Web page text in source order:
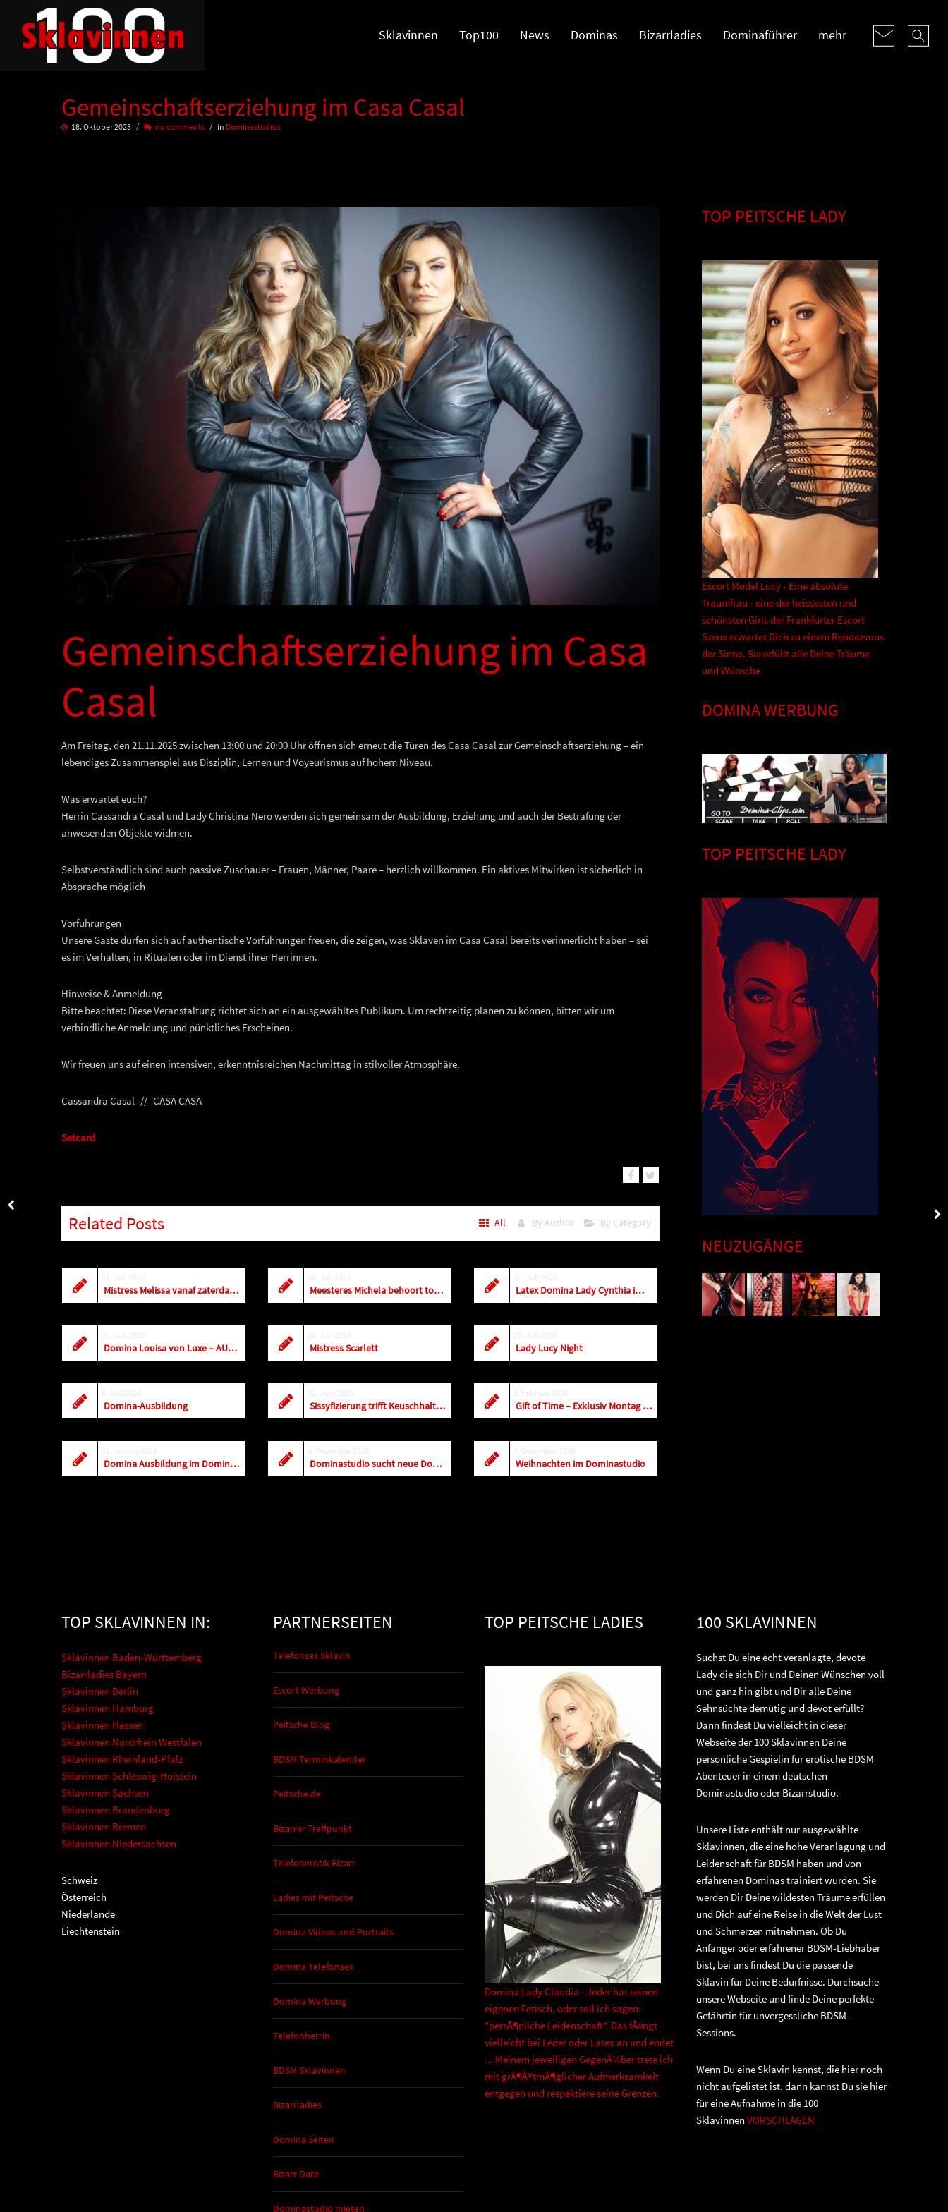
Sklavinnen Top100 News Dominas Bizarrladies Dominaführer mehr
Gemeinschaftserziehung im Casa Casal
18. Oktober 2023 no comments in Dominastudios
Gemeinschaftserziehung im Casa
Casal
Am Freitag, den 21.11.2025 zwischen 13:00 und 20:00 Uhr öffnen sich erneut die Türen des Casa Casal zur Gemeinschaftserziehung – ein
lebendiges Zusammenspiel aus Disziplin, Lernen und Voyeurismus auf hohem Niveau.
Was erwartet euch?
Herrin Cassandra Casal und Lady Christina Nero werden sich gemeinsam der Ausbildung, Erziehung und auch der Bestrafung der
anwesenden Objekte widmen.
Selbstverständlich sind auch passive Zuschauer – Frauen, Männer, Paare – herzlich willkommen. Ein aktives Mitwirken ist sicherlich in
Absprache möglich
Vorführungen
Unsere Gäste dürfen sich auf authentische Vorführungen freuen, die zeigen, was Sklaven im Casa Casal bereits verinnerlicht haben – sei
es im Verhalten, in Ritualen oder im Dienst ihrer Herrinnen.
Hinweise & Anmeldung
Bitte beachtet: Diese Veranstaltung richtet sich an ein ausgewähltes Publikum. Um rechtzeitig planen zu können, bitten wir um
verbindliche Anmeldung und pünktliches Erscheinen.
Wir freuen uns auf einen intensiven, erkenntnisreichen Nachmittag in stilvoller Atmosphäre.
Cassandra Casal -//- CASA CASA
Setcard
Related Posts All By Author By Category
Mistress Melissa vanaf zaterdag weer dagelijks terug in Antwerpen Meesteres Michela behoort tot de top! Vandaag t/m zaterdag is ze in Amersfoort Latex Domina Lady Cynthia im Studio Royal
Domina Louisa von Luxe – AUGUST 2026 Mistress Scarlett Lady Lucy Night
Domina-Ausbildung Sissyfizierung trifft Keuschhaltung – Black Fun Leipzig Gift of Time – Exklusiv Montag bis Freitag
Domina Ausbildung im Dominastudio – Jobangebote Dominastudio sucht neue Dominas, Sklavinnen und Bizarrladies Weihnachten im Dominastudio
TOP PEITSCHE LADY
Escort Model Lucy - Eine absolute
Traumfrau - eine der heissesten und
schönsten Girls der Frankfurter Escort
Szene erwartet Dich zu einem Rendezvous
der Sinne. Sie erfüllt alle Deine Träume
und Wünsche
DOMINA WERBUNG
TOP PEITSCHE LADY
NEUZUGÄNGE
TOP SKLAVINNEN IN:
Sklavinnen Baden-Württemberg
Bizarrladies Bayern
Sklavinnen Berlin
Sklavinnen Hamburg
Sklavinnen Hessen
Sklavinnen Nordrhein Westfalen
Sklavinnen Rheinland-Pfalz
Sklavinnen Schleswig-Holstein
Sklavinnen Sachsen
Sklavinnen Brandenburg
Sklavinnen Bremen
Sklavinnen Niedersachsen
Schweiz
Österreich
Niederlande
Liechtenstein
PARTNERSEITEN
Telefonsex Sklavin
Escort Werbung
Peitsche Blog
BDSM Terminkalender
Peitsche.de
Bizarrer Treffpunkt
Telefonerotik Bizarr
Ladies mit Peitsche
Domina Videos und Portraits
Domina Telefonsex
Domina Werbung
Telefonherrin
BDSM Sklavinnen
Bizarrladies
Domina Seiten
Bizarr Date
Dominastudio mieten
TOP PEITSCHE LADIES
Domina Lady Claudia - Jeder hat seinen
eigenen Fetisch, oder soll ich sagen:
"persÃ¶nliche Leidenschaft". Das fÃ¤ngt
vielleicht bei Leder oder Latex an und endet
... Meinem jeweiligen GegenÃ¼ber trete ich
mit grÃ¶ÃŸtmÃ¶glicher Aufmerksamkeit
entgegen und respektiere seine Grenzen.
100 SKLAVINNEN
Suchst Du eine echt veranlagte, devote
Lady die sich Dir und Deinen Wünschen voll
und ganz hin gibt und Dir alle Deine
Sehnsüchte demütig und devot erfüllt?
Dann findest Du vielleicht in dieser
Webseite der 100 Sklavinnen Deine
persönliche Gespielin für erotische BDSM
Abenteuer in einem deutschen
Dominastudio oder Bizarrstudio.
Unsere Liste enthält nur ausgewählte
Sklavinnen, die eine hohe Veranlagung und
Leidenschaft für BDSM haben und von
erfahrenen Dominas trainiert wurden. Sie
werden Dir Deine wildesten Träume erfüllen
und Dich auf eine Reise in die Welt der Lust
und Schmerzen mitnehmen. Ob Du
Anfänger oder erfahrener BDSM-Liebhaber
bist, bei uns findest Du die passende
Sklavin für Deine Bedürfnisse. Durchsuche
unsere Webseite und finde Deine perfekte
Gefährtin für unvergessliche BDSM-
Sessions.
Wenn Du eine Sklavin kennst, die hier noch
nicht aufgelistet ist, dann kannst Du sie hier
für eine Aufnahme in die 100
Sklavinnen VORSCHLAGEN